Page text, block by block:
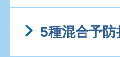
5種混合予防